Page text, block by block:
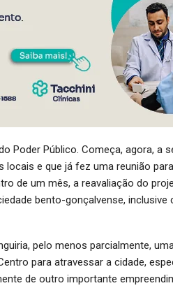
Poder Público. Começa, agora, a
locais e que já fez uma reunião
de um mês, a reavaliação do
bento-gonçalvense, inclusive
pelo menos parcialmente,
para atravessar a cidade,
de outro importante